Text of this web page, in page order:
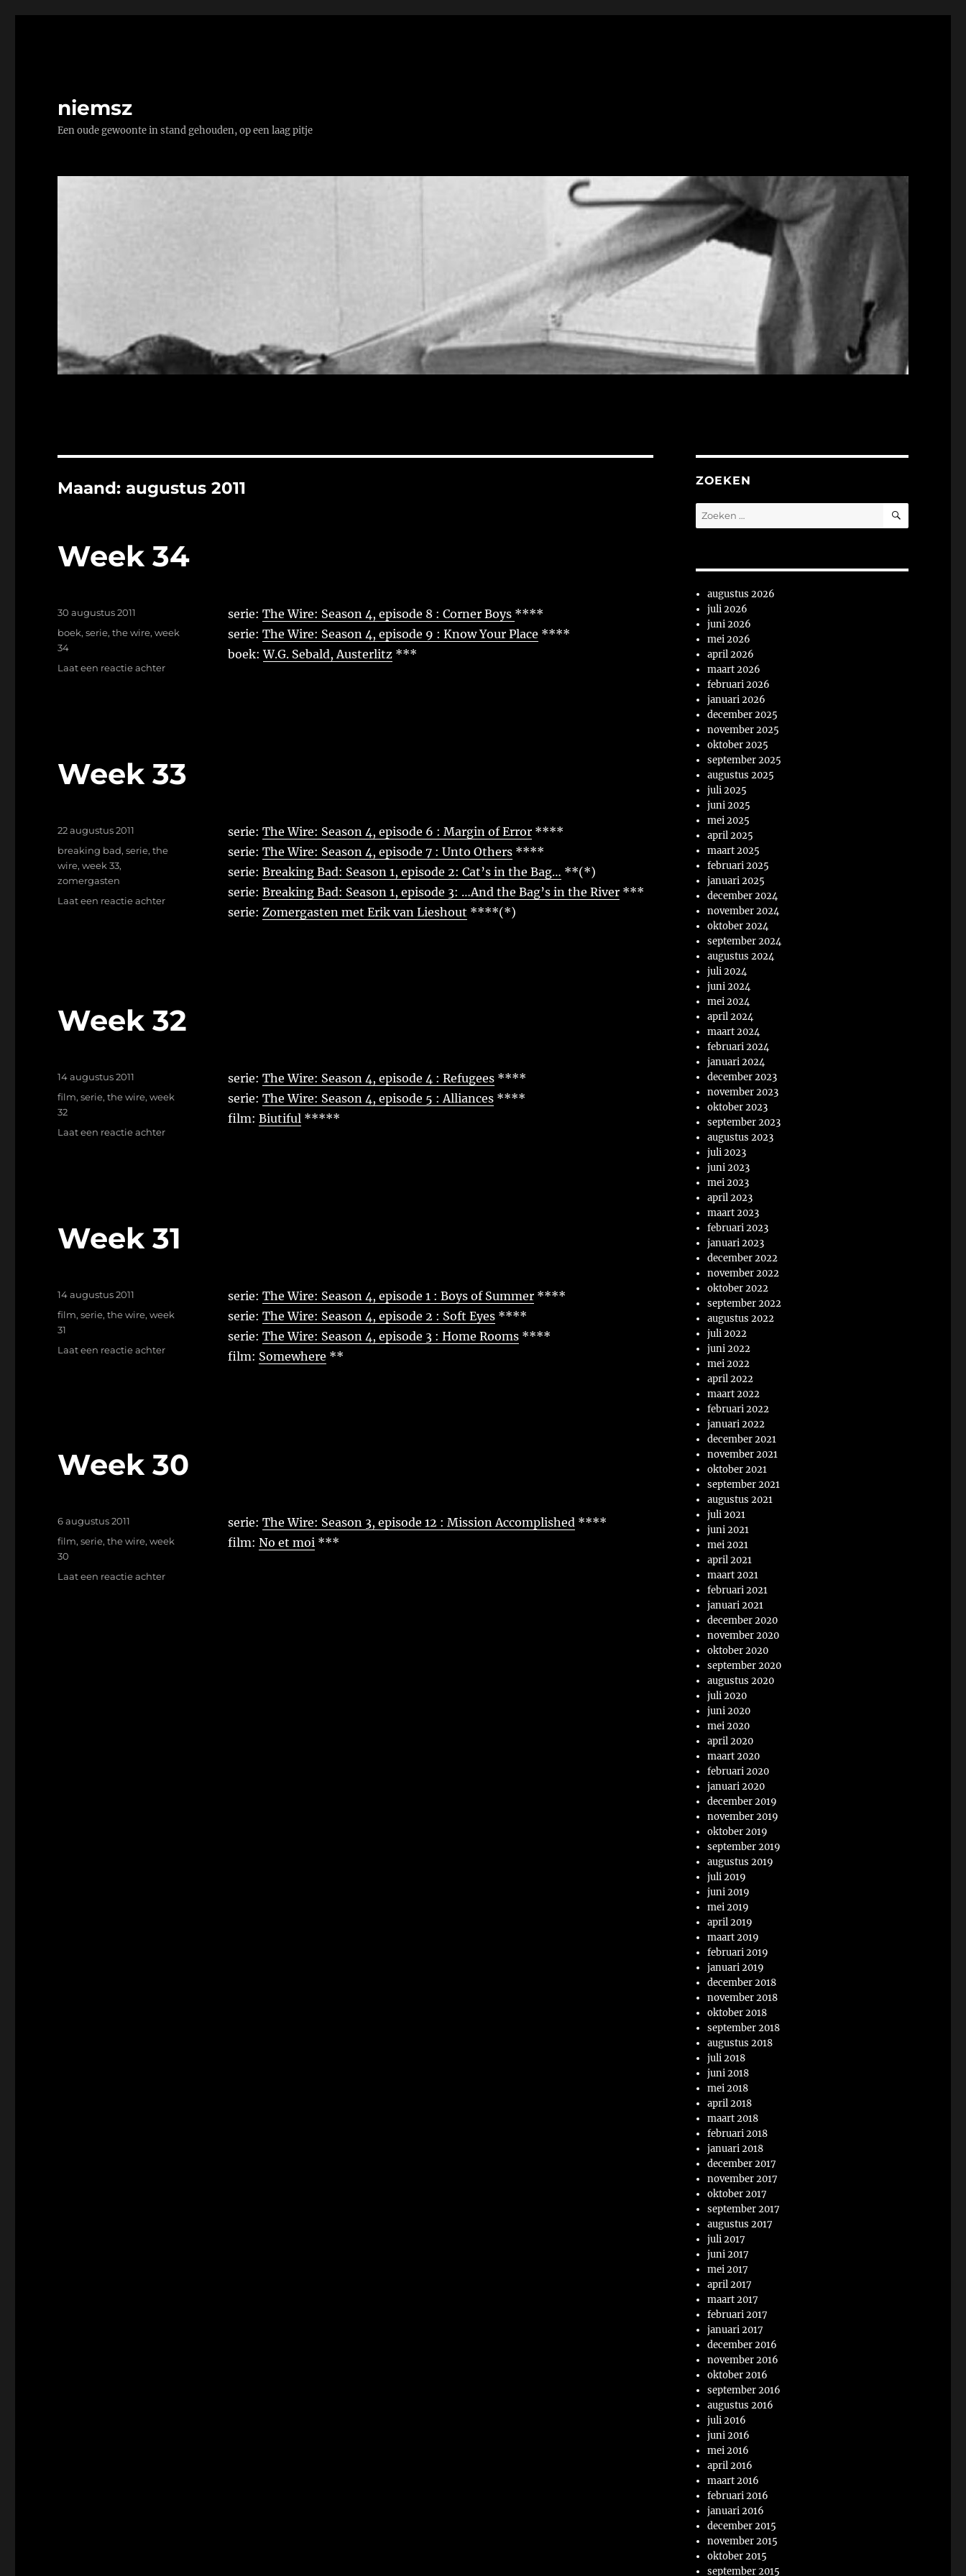
niemsz
Een oude gewoonte in stand gehouden, op een laag pitje
Maand:augustus 2011
Week 34
serie: The Wire: Season 4, episode 8 : Corner Boys ****
serie: The Wire: Season 4, episode 9 : Know Your Place ****
boek:W.G. Sebald, Austerlitz***
Geplaatst
op
30 augustus 2011
Tags
boek,serie,the wire,week
34
Laat een reactie achterop
Week 33
serie: The Wire: Season 4, episode 6 : Margin of Error****
serie: The Wire: Season 4, episode 7 : Unto Others****
serie: Breaking Bad: Season 1, episode 2: Cat’s in the Bag… **(*)
serie: Breaking Bad: Season 1, episode 3: …And the Bag’s in the River***
serie: Zomergasten met Erik van Lieshout ****(*)
Geplaatst
op
22 augustus 2011
Tags
breaking bad,serie,the
wire,week 33,
zomergasten
Laat een reactie achterop
Week 32
serie: The Wire: Season 4, episode 4 : Refugees****
serie: The Wire: Season 4, episode 5 : Alliances****
film: Biutiful*****
Geplaatst
op
14 augustus 2011
Tags
film,serie,the wire,week
32
Laat een reactie achterop
Week 31
serie: The Wire: Season 4, episode 1 : Boys of Summer****
serie: The Wire: Season 4, episode 2 : Soft Eyes****
serie: The Wire: Season 4, episode 3 : Home Rooms****
film: Somewhere **
Geplaatst
op
14 augustus 2011
Tags
film,serie,the wire,week
31
Laat een reactie achterop
Week 30
serie: The Wire: Season 3, episode 12 : Mission Accomplished****
film: No et moi***
Geplaatst
op
6 augustus 2011
Tags
film,serie,the wire,week
30
Laat een reactie achterop
ZOEKEN
Zoeken
naar:
ZOEKEN
augustus 2026
juli 2026
juni 2026
mei 2026
april 2026
maart 2026
februari 2026
januari 2026
december 2025
november 2025
oktober 2025
september 2025
augustus 2025
juli 2025
juni 2025
mei 2025
april 2025
maart 2025
februari 2025
januari 2025
december 2024
november 2024
oktober 2024
september 2024
augustus 2024
juli 2024
juni 2024
mei 2024
april 2024
maart 2024
februari 2024
januari 2024
december 2023
november 2023
oktober 2023
september 2023
augustus 2023
juli 2023
juni 2023
mei 2023
april 2023
maart 2023
februari 2023
januari 2023
december 2022
november 2022
oktober 2022
september 2022
augustus 2022
juli 2022
juni 2022
mei 2022
april 2022
maart 2022
februari 2022
januari 2022
december 2021
november 2021
oktober 2021
september 2021
augustus 2021
juli 2021
juni 2021
mei 2021
april 2021
maart 2021
februari 2021
januari 2021
december 2020
november 2020
oktober 2020
september 2020
augustus 2020
juli 2020
juni 2020
mei 2020
april 2020
maart 2020
februari 2020
januari 2020
december 2019
november 2019
oktober 2019
september 2019
augustus 2019
juli 2019
juni 2019
mei 2019
april 2019
maart 2019
februari 2019
januari 2019
december 2018
november 2018
oktober 2018
september 2018
augustus 2018
juli 2018
juni 2018
mei 2018
april 2018
maart 2018
februari 2018
januari 2018
december 2017
november 2017
oktober 2017
september 2017
augustus 2017
juli 2017
juni 2017
mei 2017
april 2017
maart 2017
februari 2017
januari 2017
december 2016
november 2016
oktober 2016
september 2016
augustus 2016
juli 2016
juni 2016
mei 2016
april 2016
maart 2016
februari 2016
januari 2016
december 2015
november 2015
oktober 2015
september 2015